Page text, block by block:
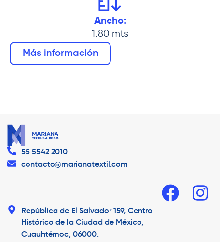
Ancho:
1.80 mts
Más información
55 5542 2010
contacto@marianatextil.com
República de El Salvador 159, Centro
Histórico de la Ciudad de México,
Cuauhtémoc, 06000.